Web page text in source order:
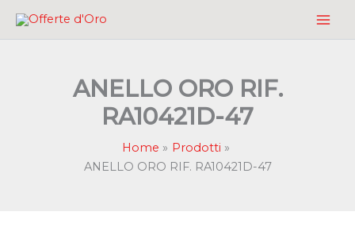
ANELLO ORO RIF.
RA10421D-47
Home
Prodotti
ANELLO ORO RIF. RA10421D-47